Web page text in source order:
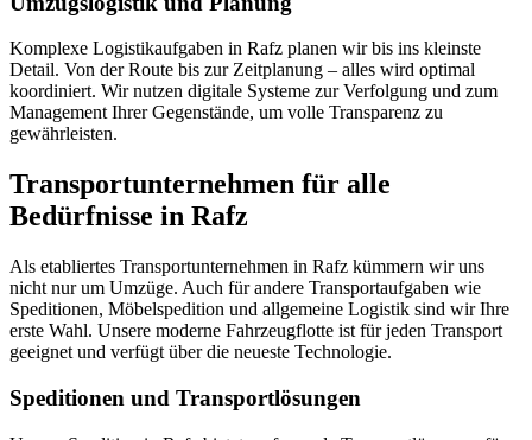
Komplexe Logistikaufgaben in Rafz planen wir bis ins kleinste
Detail. Von der Route bis zur Zeitplanung – alles wird optimal
koordiniert. Wir nutzen digitale Systeme zur Verfolgung und zum
Management Ihrer Gegenstände, um volle Transparenz zu
gewährleisten.
Transportunternehmen für alle
Bedürfnisse in Rafz
Als etabliertes Transportunternehmen in Rafz kümmern wir uns
nicht nur um Umzüge. Auch für andere Transportaufgaben wie
Speditionen, Möbelspedition und allgemeine Logistik sind wir Ihre
erste Wahl. Unsere moderne Fahrzeugflotte ist für jeden Transport
geeignet und verfügt über die neueste Technologie.
Speditionen und Transportlösungen